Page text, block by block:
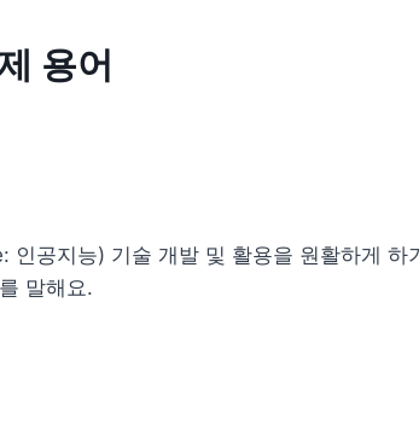
용어
공지능) 기술 개발 및 활용을 원활하게 하
말해요.